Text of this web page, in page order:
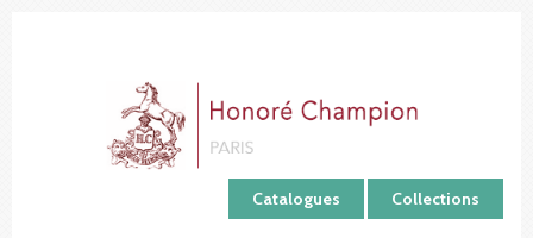
Catalogues Collections